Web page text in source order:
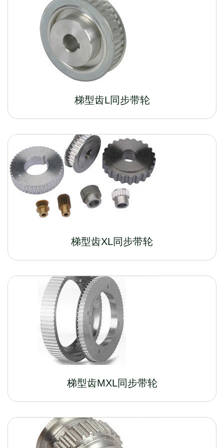
梯型齿L同步带轮
梯型齿XL同步带轮
梯型齿MXL同步带轮